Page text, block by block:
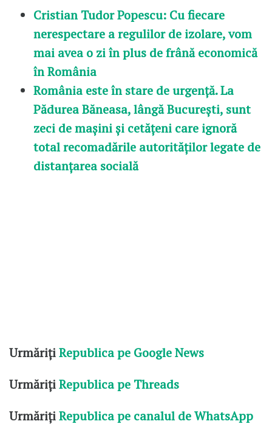
Cristian Tudor Popescu: Cu fiecare
nerespectare a regulilor de izolare, vom
mai avea o zi în plus de frână economică
în România
România este în stare de urgență. La
Pădurea Băneasa, lângă București, sunt
zeci de mașini și cetățeni care ignoră
total recomadările autorităților legate de
distanțarea socială
UrmărițiRepublica pe Google News
UrmărițiRepublica pe Threads
UrmărițiRepublica pe canalul de WhatsApp